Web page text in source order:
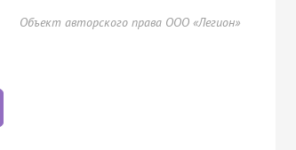
Объект авторского права ООО «Легион»